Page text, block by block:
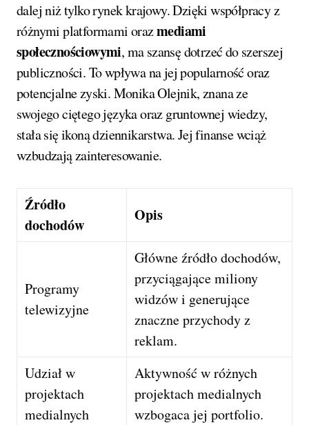
dalej niż tylko rynek krajowy. Dzięki współpracy z
różnymi platformami orazmediami
społecznościowymi, ma szansę dotrzeć do szerszej
publiczności. To wpływa na jej popularność oraz
potencjalne zyski. Monika Olejnik, znana ze
swojego ciętego języka oraz gruntownej wiedzy,
stała się ikoną dziennikarstwa. Jej finanse wciąż
wzbudzają zainteresowanie.
Źródło
dochodów
Opis
Programy
telewizyjne
Główne źródło dochodów,
przyciągające miliony
widzów i generujące
znaczne przychody z
reklam.
Udział w
projektach
medialnych
Aktywność w różnych
projektach medialnych
wzbogaca jej portfolio.